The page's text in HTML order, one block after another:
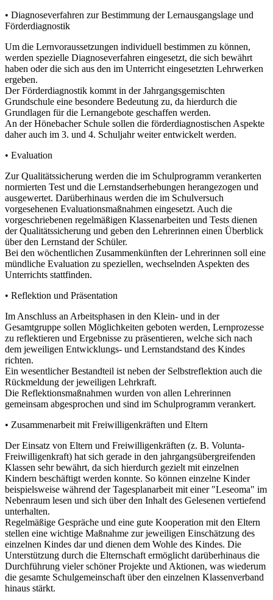
• Diagnoseverfahren zur Bestimmung der Lernausgangslage und
Förderdiagnostik
Um die Lernvoraussetzungen individuell bestimmen zu können,
werden spezielle Diagnoseverfahren eingesetzt, die sich bewährt
haben oder die sich aus den im Unterricht eingesetzten Lehrwerken
ergeben.
Der Förderdiagnostik kommt in der Jahrgangsgemischten
Grundschule eine besondere Bedeutung zu, da hierdurch die
Grundlagen für die Lernangebote geschaffen werden.
An der Hönebacher Schule sollen die förderdiagnostischen Aspekte
daher auch im 3. und 4. Schuljahr weiter entwickelt werden.
• Evaluation
Zur Qualitätssicherung werden die im Schulprogramm verankerten
normierten Test und die Lernstandserhebungen herangezogen und
ausgewertet. Darüberhinaus werden die im Schulversuch
vorgesehenen Evaluationsmaßnahmen eingesetzt. Auch die
vorgeschriebenen regelmäßigen Klassenarbeiten und Tests dienen
der Qualitätssicherung und geben den Lehrerinnen einen Überblick
über den Lernstand der Schüler.
Bei den wöchentlichen Zusammenkünften der Lehrerinnen soll eine
mündliche Evaluation zu speziellen, wechselnden Aspekten des
Unterrichts stattfinden.
• Reflektion und Präsentation
Im Anschluss an Arbeitsphasen in den Klein- und in der
Gesamtgruppe sollen Möglichkeiten geboten werden, Lernprozesse
zu reflektieren und Ergebnisse zu präsentieren, welche sich nach
dem jeweiligen Entwicklungs- und Lernstandstand des Kindes
richten.
Ein wesentlicher Bestandteil ist neben der Selbstreflektion auch die
Rückmeldung der jeweiligen Lehrkraft.
Die Reflektionsmaßnahmen wurden von allen Lehrerinnen
gemeinsam abgesprochen und sind im Schulprogramm verankert.
• Zusammenarbeit mit Freiwilligenkräften und Eltern
Der Einsatz von Eltern und Freiwilligenkräften (z. B. Volunta-
Freiwilligenkraft) hat sich gerade in den jahrgangsübergreifenden
Klassen sehr bewährt, da sich hierdurch gezielt mit einzelnen
Kindern beschäftigt werden konnte. So können einzelne Kinder
beispielsweise während der Tagesplanarbeit mit einer "Leseoma" im
Nebenraum lesen und sich über den Inhalt des Gelesenen vertiefend
unterhalten.
Regelmäßige Gespräche und eine gute Kooperation mit den Eltern
stellen eine wichtige Maßnahme zur jeweiligen Einschätzung des
einzelnen Kindes dar und dienen dem Wohle des Kindes. Die
Unterstützung durch die Elternschaft ermöglicht darüberhinaus die
Durchführung vieler schöner Projekte und Aktionen, was wiederum
die gesamte Schulgemeinschaft über den einzelnen Klassenverband
hinaus stärkt.